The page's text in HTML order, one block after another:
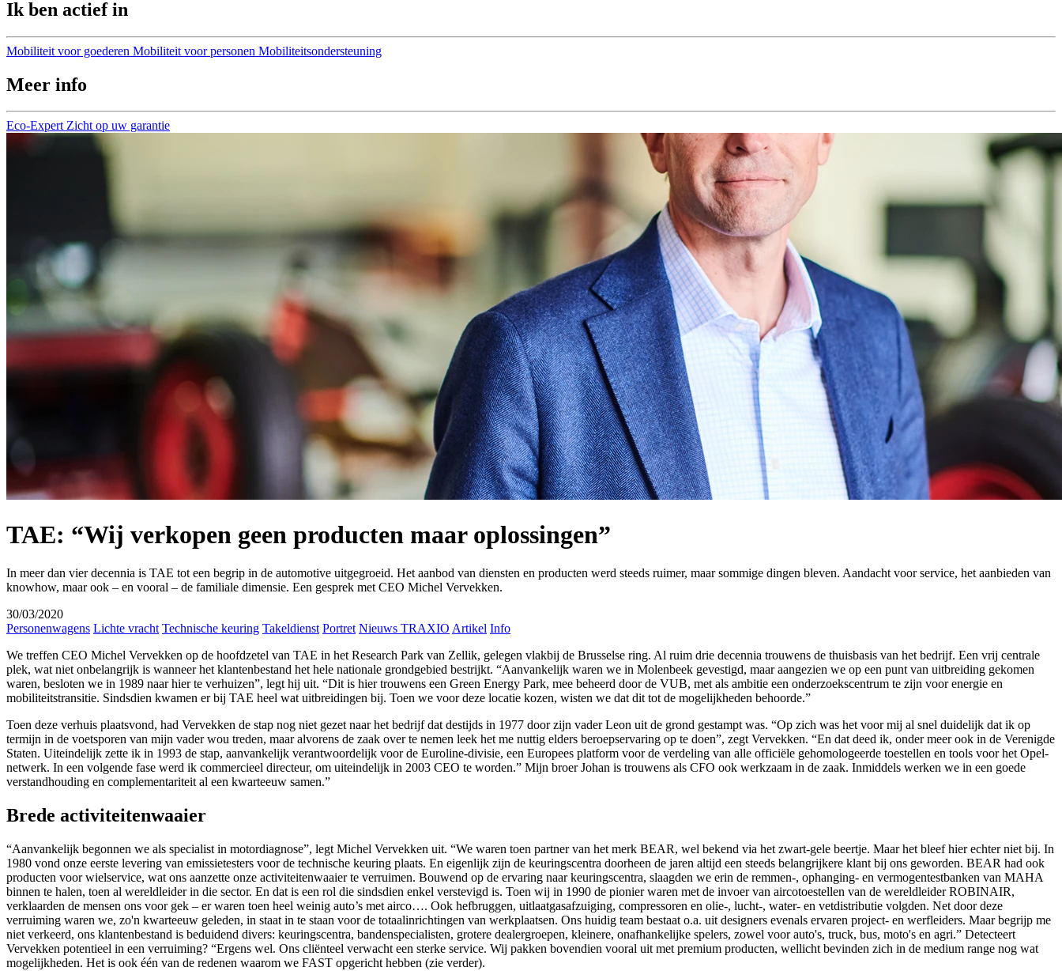
Ik ben actief in
Mobiliteit voor goederen Mobiliteit voor personen Mobiliteitsondersteuning
Meer info
Eco-Expert Zicht op uw garantie
TAE: “Wij verkopen geen producten maar oplossingen”
In meer dan vier decennia is TAE tot een begrip in de automotive uitgegroeid. Het aanbod van diensten en producten werd steeds ruimer, maar sommige dingen bleven. Aandacht voor service, het aanbieden van
knowhow, maar ook – en vooral – de familiale dimensie. Een gesprek met CEO Michel Vervekken.
30/03/2020
Personenwagens Lichte vracht Technische keuring Takeldienst Portret Nieuws TRAXIO Artikel Info
We treffen CEO Michel Vervekken op de hoofdzetel van TAE in het Research Park van Zellik, gelegen vlakbij de Brusselse ring. Al ruim drie decennia trouwens de thuisbasis van het bedrijf. Een vrij centrale
plek, wat niet onbelangrijk is wanneer het klantenbestand het hele nationale grondgebied bestrijkt. “Aanvankelijk waren we in Molenbeek gevestigd, maar aangezien we op een punt van uitbreiding gekomen
waren, besloten we in 1989 naar hier te verhuizen”, legt hij uit. “Dit is hier trouwens een Green Energy Park, mee beheerd door de VUB, met als ambitie een onderzoekscentrum te zijn voor energie en
mobiliteitstransitie. Sindsdien kwamen er bij TAE heel wat uitbreidingen bij. Toen we voor deze locatie kozen, wisten we dat dit tot de mogelijkheden behoorde.”
Toen deze verhuis plaatsvond, had Vervekken de stap nog niet gezet naar het bedrijf dat destijds in 1977 door zijn vader Leon uit de grond gestampt was. “Op zich was het voor mij al snel duidelijk dat ik op
termijn in de voetsporen van mijn vader wou treden, maar alvorens de zaak over te nemen leek het me nuttig elders beroepservaring op te doen”, zegt Vervekken. “En dat deed ik, onder meer ook in de Verenigde
Staten. Uiteindelijk zette ik in 1993 de stap, aanvankelijk verantwoordelijk voor de Euroline-divisie, een Europees platform voor de verdeling van alle officiële gehomologeerde toestellen en tools voor het Opel-
netwerk. In een volgende fase werd ik commercieel directeur, om uiteindelijk in 2003 CEO te worden.” Mijn broer Johan is trouwens als CFO ook werkzaam in de zaak. Inmiddels werken we in een goede
verstandhouding en complementariteit al een kwarteeuw samen.”
Brede activiteitenwaaier
“Aanvankelijk begonnen we als specialist in motordiagnose”, legt Michel Vervekken uit. “We waren toen partner van het merk BEAR, wel bekend via het zwart-gele beertje. Maar het bleef hier echter niet bij. In
1980 vond onze eerste levering van emissietesters voor de technische keuring plaats. En eigenlijk zijn de keuringscentra doorheen de jaren altijd een steeds belangrijkere klant bij ons geworden. BEAR had ook
producten voor wielservice, wat ons aanzette onze activiteitenwaaier te verruimen. Bouwend op de ervaring naar keuringscentra, slaagden we erin de remmen-, ophanging- en vermogentestbanken van MAHA
binnen te halen, toen al wereldleider in die sector. En dat is een rol die sindsdien enkel verstevigd is. Toen wij in 1990 de pionier waren met de invoer van aircotoestellen van de wereldleider ROBINAIR,
verklaarden de mensen ons voor gek – er waren toen heel weinig auto’s met airco…. Ook hefbruggen, uitlaatgasafzuiging, compressoren en olie-, lucht-, water- en vetdistributie volgden. Net door deze
verruiming waren we, zo'n kwarteeuw geleden, in staat in te staan voor de totaalinrichtingen van werkplaatsen. Ons huidig team bestaat o.a. uit designers evenals ervaren project- en werfleiders. Maar begrijp me
niet verkeerd, ons klantenbestand is beduidend divers: keuringscentra, bandenspecialisten, grotere dealergroepen, kleinere, onafhankelijke spelers, zowel voor auto's, truck, bus, moto's en agri.” Detecteert
Vervekken potentieel in een verruiming? “Ergens wel. Ons cliënteel verwacht een sterke service. Wij pakken bovendien vooral uit met premium producten, wellicht bevinden zich in de medium range nog wat
mogelijkheden. Het is ook één van de redenen waarom we FAST opgericht hebben (zie verder).